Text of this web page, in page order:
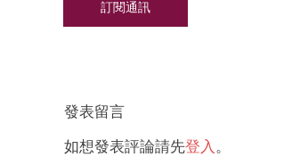
發表留言
如想發表評論請先登入 。